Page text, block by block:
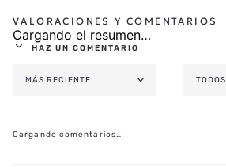
Cargando el resumen…
HAZ UN COMENTARIO
MÁS RECIENTE TODOS
Cargando comentarios…